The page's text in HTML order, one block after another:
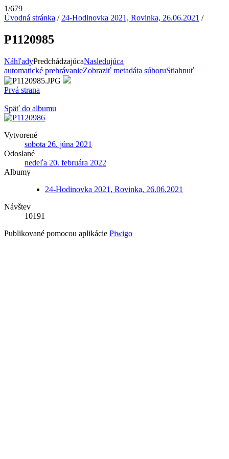
1/679
Úvodná stránka / 24-Hodinovka 2021, Rovinka, 26.06.2021 /
P1120985
NáhľadyPredchádzajúcaNasledujúca
automatické prehrávanieZobraziť metadáta súboruStiahnuť
Prvá strana
Späť do albumu
Vytvorené
sobota 26. júna 2021
Odoslané
nedeľa 20. februára 2022
Albumy
24-Hodinovka 2021, Rovinka, 26.06.2021
Návštev
10191
Publikované pomocou aplikácie Piwigo